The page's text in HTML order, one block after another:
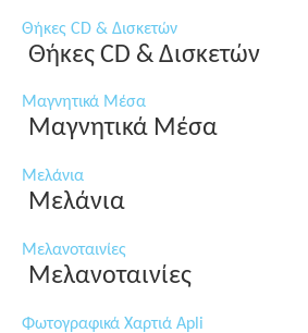
Θήκες CD & Δισκετών
Θήκες CD & Δισκετών
Μαγνητικά Μέσα
Μαγνητικά Μέσα
Μελάνια
Μελάνια
Μελανοταινίες
Μελανοταινίες
Φωτογραφικά Χαρτιά Apli